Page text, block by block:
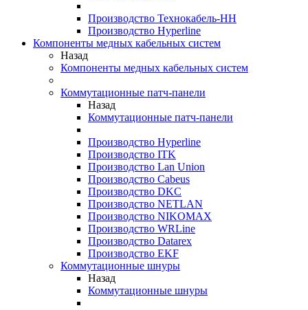
Производство Технокабель-НН
Производство Hyperline
Компоненты медных кабельных систем
Назад
Компоненты медных кабельных систем
Коммутационные патч-панели
Назад
Коммутационные патч-панели
Производство Hyperline
Производство ITK
Производство Lan Union
Производство Cabeus
Производство DKC
Производство NETLAN
Производство NIKOMAX
Производство WRLine
Производство Datarex
Производство EKF
Коммутационные шнуры
Назад
Коммутационные шнуры